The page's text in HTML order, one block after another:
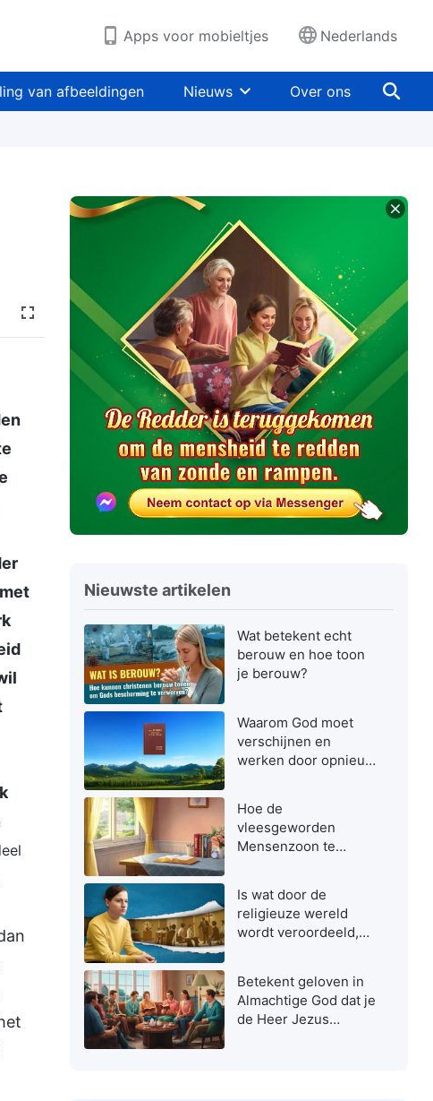
Apps voor mobieltjes Nederlands
van afbeeldingen Nieuws Over ons
Nieuwste artikelen
Wat betekent echt
berouw en hoe toon
je berouw?
Waarom God moet
verschijnen en
werken door opnieuw
Hoe de
vleesgeworden
Mensenzoon te
Is wat door de
religieuze wereld
wordt veroordeeld,
Betekent geloven in
Almachtige God dat je
de Heer Jezus